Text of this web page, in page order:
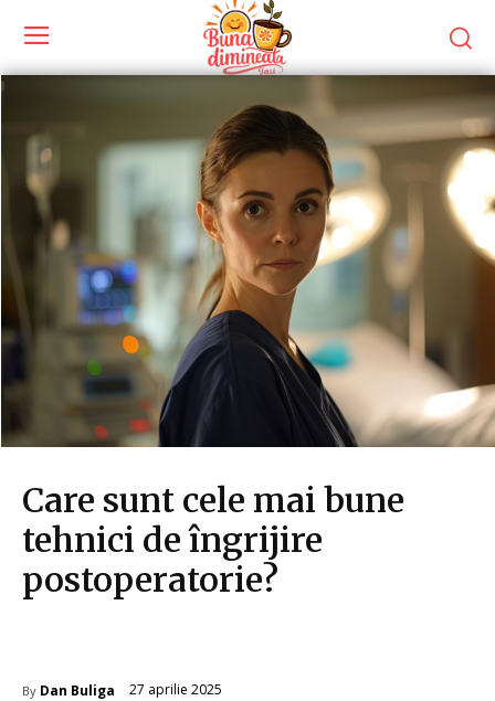
Care sunt cele mai bune
tehnici de îngrijire
postoperatorie?
By Dan Buliga 27 aprilie 2025